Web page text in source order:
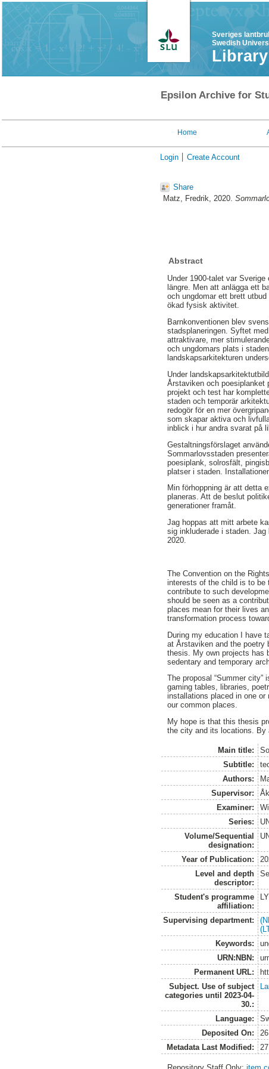
Sveriges
Swedish
Library
Epsilon Archive for
Home
Login Create Account
Share
Matz, Fredrik, 2020.
Abstract
Under 1900-talet var
längre. Men att anlägga ett
och ungdomar ett brett
ökad fysisk aktivitet.
Barnkonventionen blev
stadsplaneringen. Syftet
attraktivare, mer
och ungdomars plats i
landskapsarkitekturen
Under
Årstaviken och poesiplanket
projekt och test har
staden och temporär
redogör för en mer
som skapar aktiva och
inblick i hur andra svarat på
Gestaltningsförslaget
Sommarlovsstaden
poesiplank, solrosfält,
platser i staden.
Min förhoppning är att detta
planeras. Att de beslut
generationer framåt.
Jag hoppas att mitt arbete
sig inkluderade i staden.
2020.
The Convention on the
interests of the child is to be
contribute to such
should be seen as a
places mean for their lives
transformation process
During my education I have
at Årstaviken and the poetry
thesis. My own projects has
sedentary and temporary
The proposal “Summer
gaming tables, libraries,
installations placed in one
our common places.
My hope is that this thesis
the city and its locations. By
Main title:
Subtitle:
Authors:
Supervisor:
Examiner:
Series:
Volume/Sequential
designation:
Year of Publication:
Level and depth
descriptor:
Student's programme
affiliation:
Supervising department:
Keywords:
URN:NBN:
Permanent URL:
Subject. Use of subject
categories until 2023-04-
30.:
Language:
Deposited On:
Metadata Last Modified: